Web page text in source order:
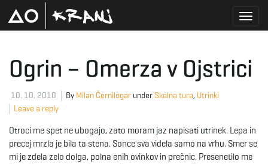
Ogrin – Omerza v Ojstrici
10. 10. 2010 By Milan Černilogar under Skalna tura, Utrinki
Leave a reply
Otroci me spet ne ubogajo, zato moram jaz napisati utrinek. Lepa in
precej mrzla je bila ta stena. Sonce sva videla samo na vrhu. Smer se
mi je zdela zelo dolga, polna enih ovinkov in prečnic. Presenetilo me